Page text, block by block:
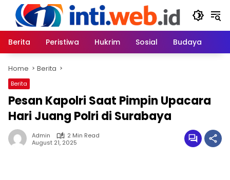
content
Berita
Peristiwa Hukrim Sosial Budaya
Home Berita
Berita
Pesan Kapolri Saat Pimpin Upacara
Hari Juang Polri di Surabaya
Admin
2 Min Read
August 21, 2025